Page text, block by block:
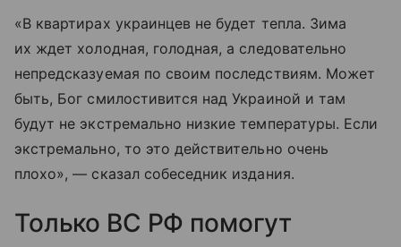
«В квартирах украинцев не будет тепла. Зима
их ждет холодная, голодная, а следовательно
непредсказуемая по своим последствиям. Может
быть, Бог смилостивится над Украиной и там
будут не экстремально низкие температуры. Если
экстремально, то это действительно очень
плохо», — сказал собеседник издания.
Только ВС РФ помогут